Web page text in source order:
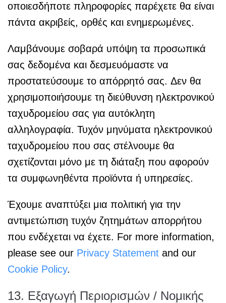
οποιεσδήποτε πληροφορίες παρέχετε θα είναι
πάντα ακριβείς, ορθές και ενημερωμένες.
Λαμβάνουμε σοβαρά υπόψη τα προσωπικά
σας δεδομένα και δεσμευόμαστε να
προστατεύσουμε το απόρρητό σας. Δεν θα
χρησιμοποιήσουμε τη διεύθυνση ηλεκτρονικού
ταχυδρομείου σας για αυτόκλητη
αλληλογραφία. Τυχόν μηνύματα ηλεκτρονικού
ταχυδρομείου που σας στέλνουμε θα
σχετίζονται μόνο με τη διάταξη που αφορούν
τα συμφωνηθέντα προϊόντα ή υπηρεσίες.
Έχουμε αναπτύξει μια πολιτική για την
αντιμετώπιση τυχόν ζητημάτων απορρήτου
που ενδέχεται να έχετε. For more information,
please see our Privacy Statement and our
Cookie Policy.
13. Εξαγωγή Περιορισμών / Νομικής